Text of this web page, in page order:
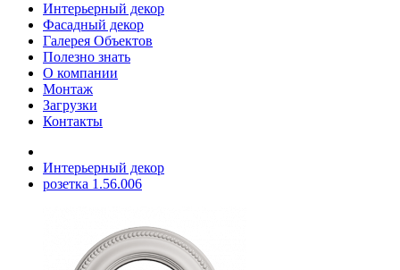
Интерьерный декор
Фасадный декор
Галерея Объектов
Полезно знать
О компании
Монтаж
Загрузки
Контакты
Интерьерный декор
розетка 1.56.006